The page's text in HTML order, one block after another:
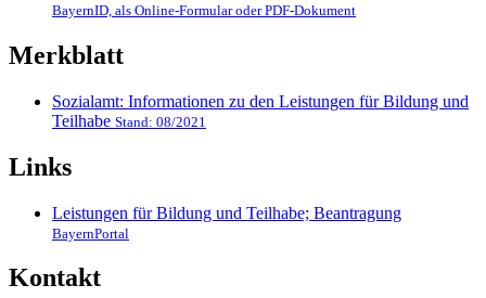
BayernID, als Online-Formular oder PDF-Dokument
Merkblatt
Sozialamt: Informationen zu den Leistungen für Bildung und
Teilhabe Stand: 08/2021
Links
Leistungen für Bildung und Teilhabe; Beantragung
BayernPortal
Kontakt